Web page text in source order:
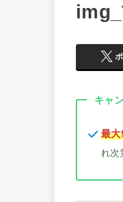
キャ
最
れ次